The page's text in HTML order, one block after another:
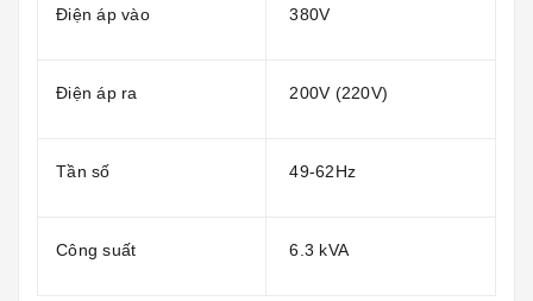
Điện áp vào 380V
Điện áp ra 200V (220V)
Tần số 49-62Hz
Công suất 6.3 kVA